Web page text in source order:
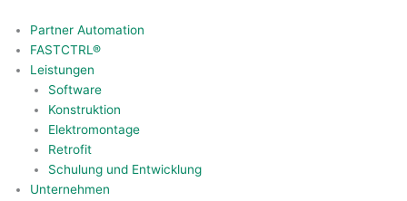
Inhalt
springen
Partner Automation
FASTCTRL®
Leistungen
Software
Konstruktion
Elektromontage
Retrofit
Schulung und Entwicklung
Unternehmen